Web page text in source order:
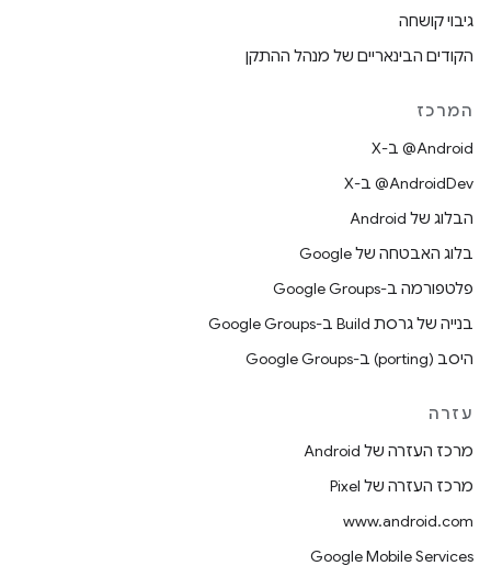
גיבוי קושחה
הקודים הבינאריים של מנהל ההתקן
המרכז
‫‎@Android ב-X
‫‎@AndroidDev ב-X
הבלוג של Android
בלוג האבטחה של Google
פלטפורמה ב-Google Groups
בנייה של גרסת Build ב-Google Groups
היסב (porting) ב-Google Groups
עזרה
מרכז העזרה של Android
מרכז העזרה של Pixel
www.android.com
Google Mobile Services